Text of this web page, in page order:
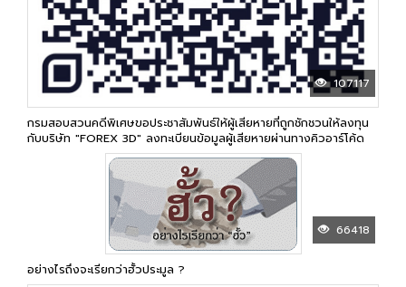
107117
กรมสอบสวนคดีพิเศษขอประชาสัมพันธ์ให้ผู้เสียหายที่ถูกชักชวนให้ลงทุน
กับบริษัท "FOREX 3D" ลงทะเบียนข้อมูลผู้เสียหายผ่านทางคิวอาร์โค้ด
66418
อย่างไรถึงจะเรียกว่าฮั้วประมูล ?